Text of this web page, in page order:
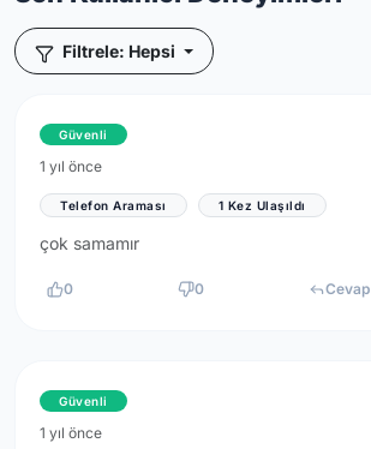
Filtrele: Hepsi
Güvenli
1 yıl önce
Telefon Araması 1 Kez Ulaşıldı
çok samamır
0 0 Cevap
Güvenli
1 yıl önce